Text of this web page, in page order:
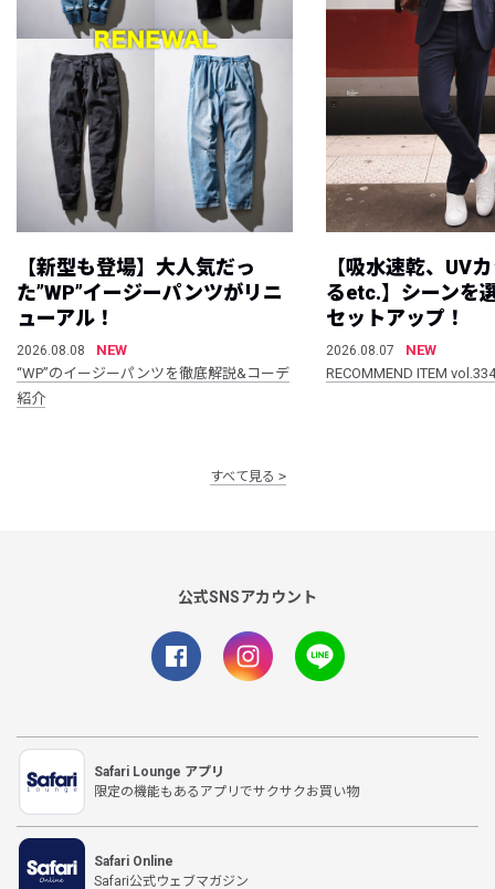
【新型も登場】大人気だっ
た”WP”イージーパンツがリニ
ューアル！
2026.08.08
NEW
“WP”のイージーパンツを徹底解説&コーデ
紹介
【吸水速乾、UV
るetc.】シーンを
セットアップ！
2026.08.07
NEW
RECOMMEND ITEM vol.334
すべて見る
公式SNSアカウント
Safari Lounge アプリ
限定の機能もあるアプリでサクサクお買い物
Safari Online
Safari公式ウェブマガジン